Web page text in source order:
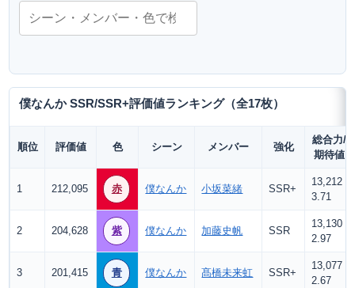
僕なんか SSR/SSR+評価値ランキング（全17枚）
順位 評価値 色 シーン メンバー 強化
総合力/
期待値
1 212,095 赤 僕なんか 小坂菜緒 SSR+
13,212
3.71
2 204,628 紫 僕なんか 加藤史帆 SSR
13,130
2.97
3 201,415 青 僕なんか 髙橋未来虹 SSR+
13,077
2.67